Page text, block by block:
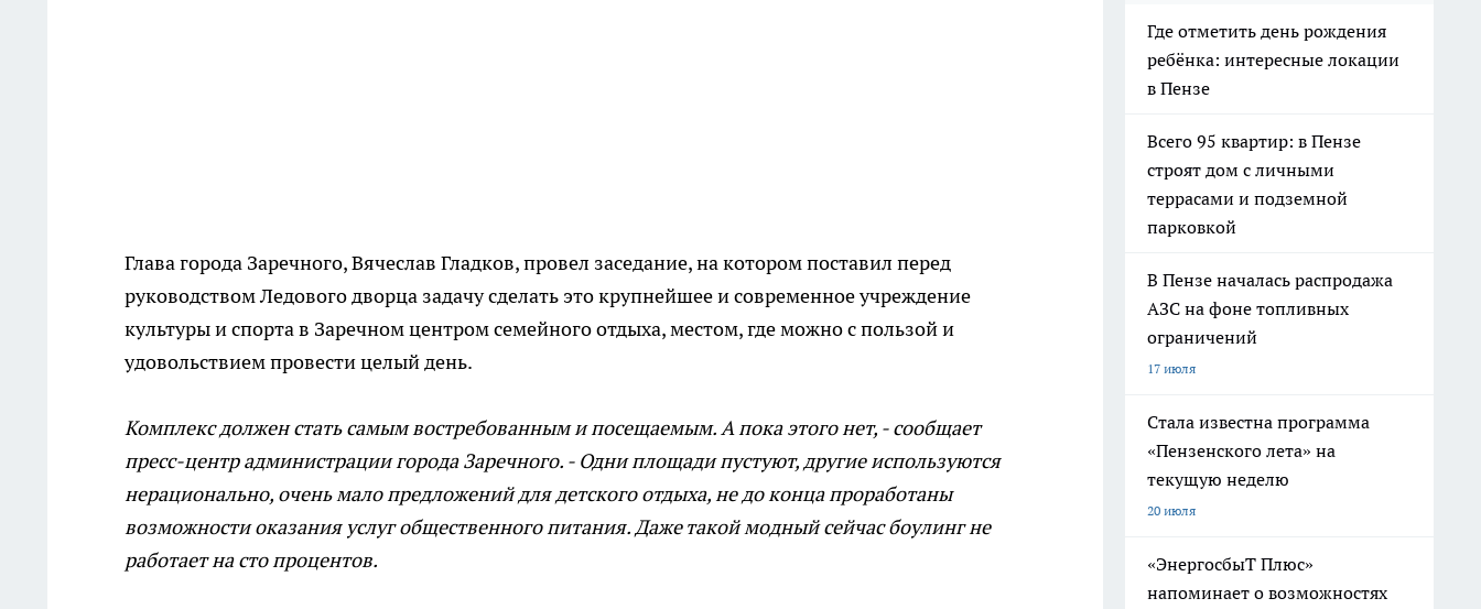
Глава города Заречного, Вячеслав Гладков, провел заседание, на котором поставил перед
руководством Ледового дворца задачу сделать это крупнейшее и современное учреждение
культуры и спорта в Заречном центром семейного отдыха, местом, где можно с пользой и
удовольствием провести целый день.
Комплекс должен стать самым востребованным и посещаемым. А пока этого нет, - сообщает
пресс-центр администрации города Заречного. - Одни площади пустуют, другие используются
нерационально, очень мало предложений для детского отдыха, не до конца проработаны
возможности оказания услуг общественного питания. Даже такой модный сейчас боулинг не
работает на сто процентов.
Где отметить день рождения
ребёнка: интересные локации
в Пензе
Всего 95 квартир: в Пензе
строят дом с личными
террасами и подземной
парковкой
В Пензе началась распродажа
АЗС на фоне топливных
ограничений
17 июля
Стала известна программа
«Пензенского лета» на
текущую неделю
20 июля
«ЭнергосбыТ Плюс»
напоминает о возможностях